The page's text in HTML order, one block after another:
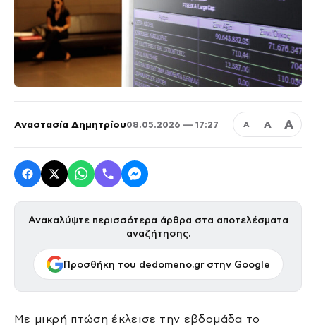
Αναστασία Δημητρίου08.05.2026 — 17:27 Α Α Α
Ανακαλύψτε περισσότερα άρθρα στα αποτελέσματα
αναζήτησης.
Προσθήκη του dedomeno.gr στην Google
Με μικρή πτώση έκλεισε την εβδομάδα το